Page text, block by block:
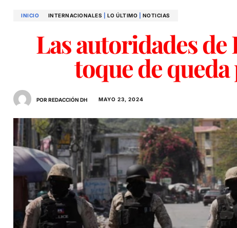
INICIO INTERNACIONALES LO ÚLTIMO NOTICIAS
Las autoridades
toque de queda
POR REDACCIÓN DH MAYO 23, 2024